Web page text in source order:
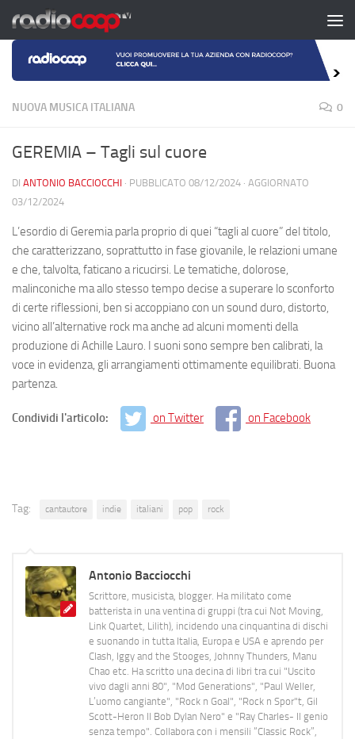
Salta al contenuto
NUOVA MUSICA ITALIANA 0
GEREMIA – Tagli sul cuore
DI ANTONIO BACCIOCCHI · PUBBLICATO 08/12/2024 · AGGIORNATO
03/12/2024
L’esordio di Geremia parla proprio di quei “tagli al cuore” del titolo,
che caratterizzano, soprattutto in fase giovanile, le relazioni umane
e che, talvolta, faticano a ricucirsi. Le tematiche, dolorose,
malinconiche ma allo stesso tempo decise a superare lo sconforto
di certe riflessioni, ben si accoppiano con un sound duro, distorto,
vicino all’alternative rock ma anche ad alcuni momenti della
produzione di Achille Lauro. I suoni sono sempre ben calibrati, la
voce in evidenza, gli arrangiamenti ottimamente equilibrati. Buona
partenza.
Condividi l'articolo: on Twitter on Facebook
Tag: cantautore indie italiani pop rock
Antonio Bacciocchi
Scrittore, musicista, blogger. Ha militato come
batterista in una ventina di gruppi (tra cui Not Moving,
Link Quartet, Lilith), incidendo una cinquantina di dischi
e suonando in tutta Italia, Europa e USA e aprendo per
Clash, Iggy and the Stooges, Johnny Thunders, Manu
Chao etc. Ha scritto una decina di libri tra cui "Uscito
vivo dagli anni 80", "Mod Generations", "Paul Weller,
L’uomo cangiante", "Rock n Goal", "Rock n Spor"t, Gil
Scott-Heron Il Bob Dylan Nero" e "Ray Charles- Il genio
senza tempo". Collabora con i mensili “Classic Rock”,